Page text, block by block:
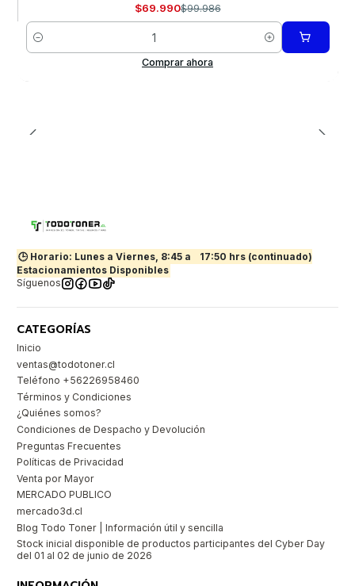
$69.990$99.986
Cantidad
Comprar ahora
🕒 Horario: Lunes a Viernes, 8:45 a
17:50 hrs (continuado)
Estacionamientos Disponibles
Síguenos
CATEGORÍAS
Inicio
ventas@todotoner.cl
Teléfono +56226958460
Términos y Condiciones
¿Quiénes somos?
Condiciones de Despacho y Devolución
Preguntas Frecuentes
Políticas de Privacidad
Venta por Mayor
MERCADO PUBLICO
mercado3d.cl
Blog Todo Toner | Información útil y sencilla
Stock inicial disponible de productos participantes del Cyber Day
del 01 al 02 de junio de 2026